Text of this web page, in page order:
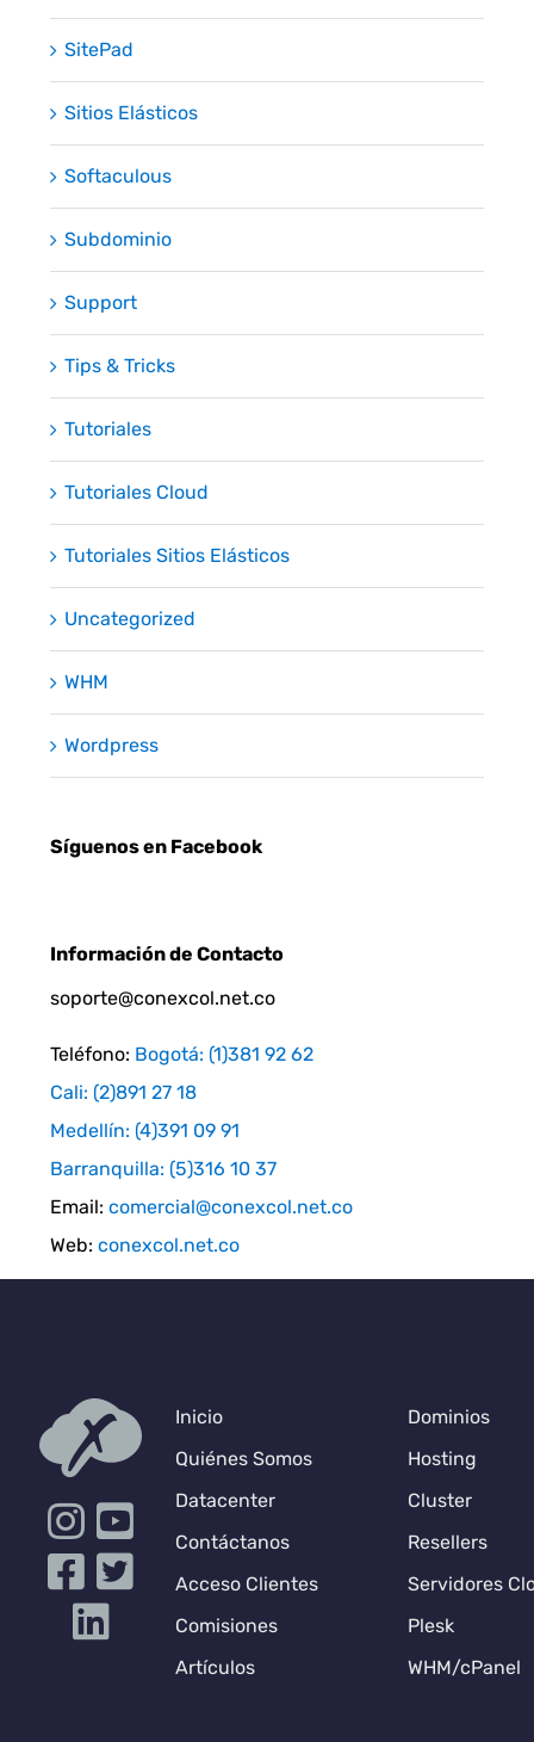
SitePad
Sitios Elásticos
Softaculous
Subdominio
Support
Tips & Tricks
Tutoriales
Tutoriales Cloud
Tutoriales Sitios Elásticos
Uncategorized
WHM
Wordpress
Síguenos en Facebook
Información de Contacto
soporte@conexcol.net.co
Teléfono: Bogotá: (1)381 92 62
Cali: (2)891 27 18
Medellín: (4)391 09 91
Barranquilla: (5)316 10 37
Email: comercial@conexcol.net.co
Web: conexcol.net.co
Inicio
Quiénes Somos
Datacenter
Contáctanos
Acceso Clientes
Comisiones
Artículos
Dominios
Hosting
Cluster
Resellers
Servidores
Plesk
WHM/cPanel